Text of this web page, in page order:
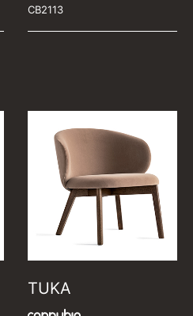
CB2113
TUKA